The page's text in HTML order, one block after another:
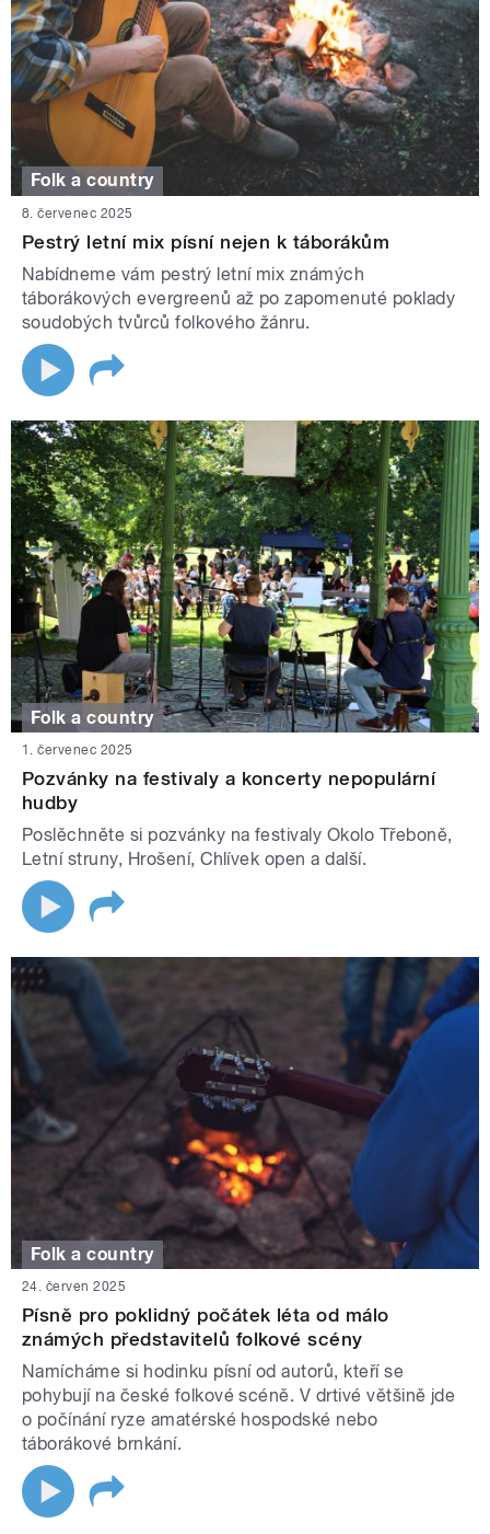
Folk a country
8. červenec 2025
Pestrý letní mix písní nejen k táborákům
Nabídneme vám pestrý letní mix známých
táborákových evergreenů až po zapomenuté poklady
soudobých tvůrců folkového žánru.
Folk a country
1. červenec 2025
Pozvánky na festivaly a koncerty nepopulární
hudby
Poslěchněte si pozvánky na festivaly Okolo Třeboně,
Letní struny, Hrošení, Chlívek open a další.
Folk a country
24. červen 2025
Písně pro poklidný počátek léta od málo
známých představitelů folkové scény
Namícháme si hodinku písní od autorů, kteří se
pohybují na české folkové scéně. V drtivé většině jde
o počínání ryze amatérské hospodské nebo
táborákové brnkání.